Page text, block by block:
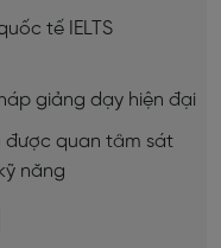
tế IELTS
giảng dạy hiện đại
được quan tâm sát
năng